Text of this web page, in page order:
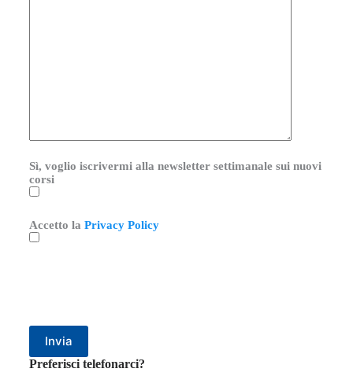
Sì, voglio iscrivermi alla newsletter settimanale sui nuovi
corsi
Accetto la Privacy Policy
Preferisci telefonarci?